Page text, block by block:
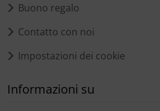
Buono regalo
Contatto con noi
Impostazioni dei cookie
Informazioni su